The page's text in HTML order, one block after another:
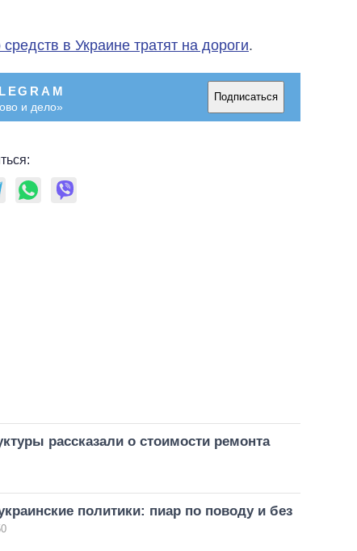
средств в Украине тратят на дороги.
и дело»
Подписаться
рассказали о стоимости ремонта
политики: пиар по поводу и без